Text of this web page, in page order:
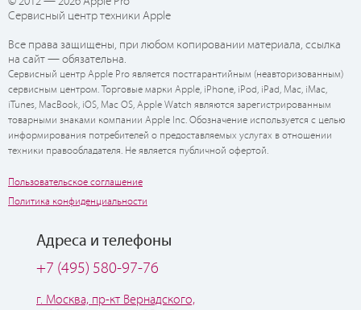
Сервисный центр техники Apple
Все права защищены, при любом копировании материала, ссылка
на сайт — обязательна.
Сервисный центр Apple Pro является постгарантийным (неавторизованным)
сервисным центром. Торговые марки Apple, iPhone, iPod, iPad, Mac, iMac,
iTunes, MacBook, iOS, Mac OS, Apple Watch являются зарегистрированным
товарными знаками компании Apple Inc. Обозначение используется с целью
информирования потребителей о предоставляемых услугах в отношении
техники правообладателя. Не является публичной офертой.
Пользовательское соглашение
Политика конфиденциальности
Адреса и телефоны
+7 (495) 580-97-76
г. Москва, пр-кт Вернадского,